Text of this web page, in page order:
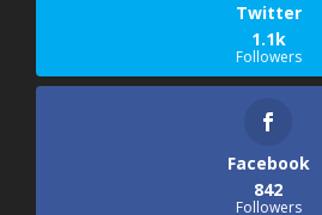
Twitter
1.1k
Followers
Facebook
842
Followers